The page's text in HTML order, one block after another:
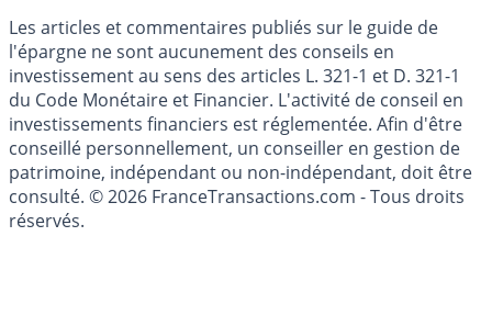
Les articles et commentaires publiés sur le guide de
l'épargne ne sont aucunement des conseils en
investissement au sens des articles L. 321-1 et D. 321-1
du Code Monétaire et Financier. L'activité de conseil en
investissements financiers est réglementée. Afin d'être
conseillé personnellement, un conseiller en gestion de
patrimoine, indépendant ou non-indépendant, doit être
consulté. © 2026 FranceTransactions.com - Tous droits
réservés.